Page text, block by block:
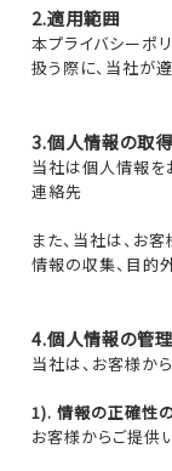
2.適用範囲
本プライバシーポ
扱う際に、当社が
3.個人情報の取
当社は個人情報を
連絡先
また、当社は、お
情報の収集、目的
4.個人情報の管理
当社は、お客様か
1). 情報の正確性
お客様からご提供